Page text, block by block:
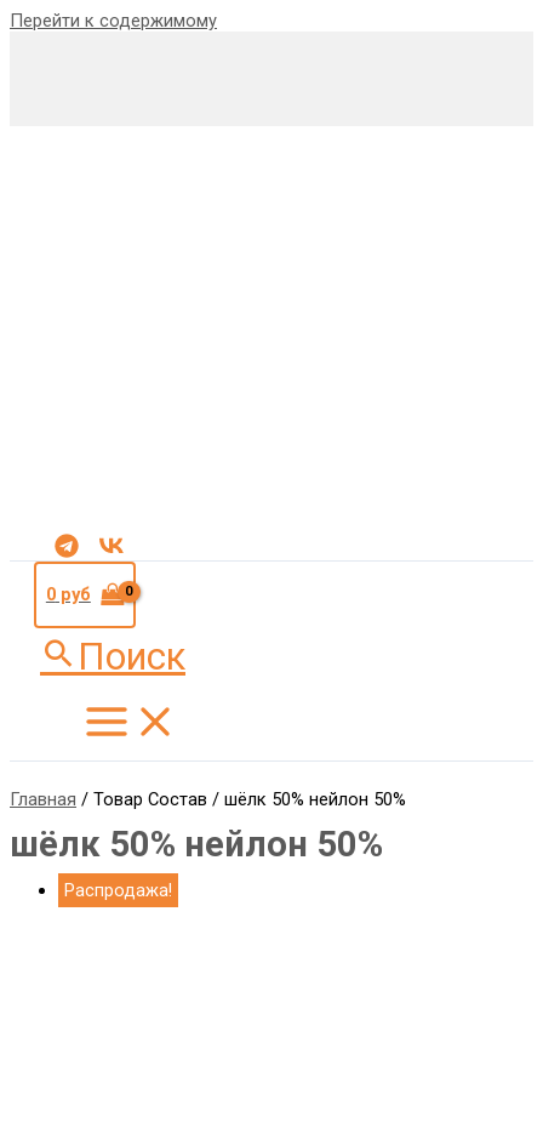
Перейти к содержимому
0руб
Поиск
Главная / Товар Состав / шёлк 50% нейлон 50%
шёлк 50% нейлон 50%
Распродажа!